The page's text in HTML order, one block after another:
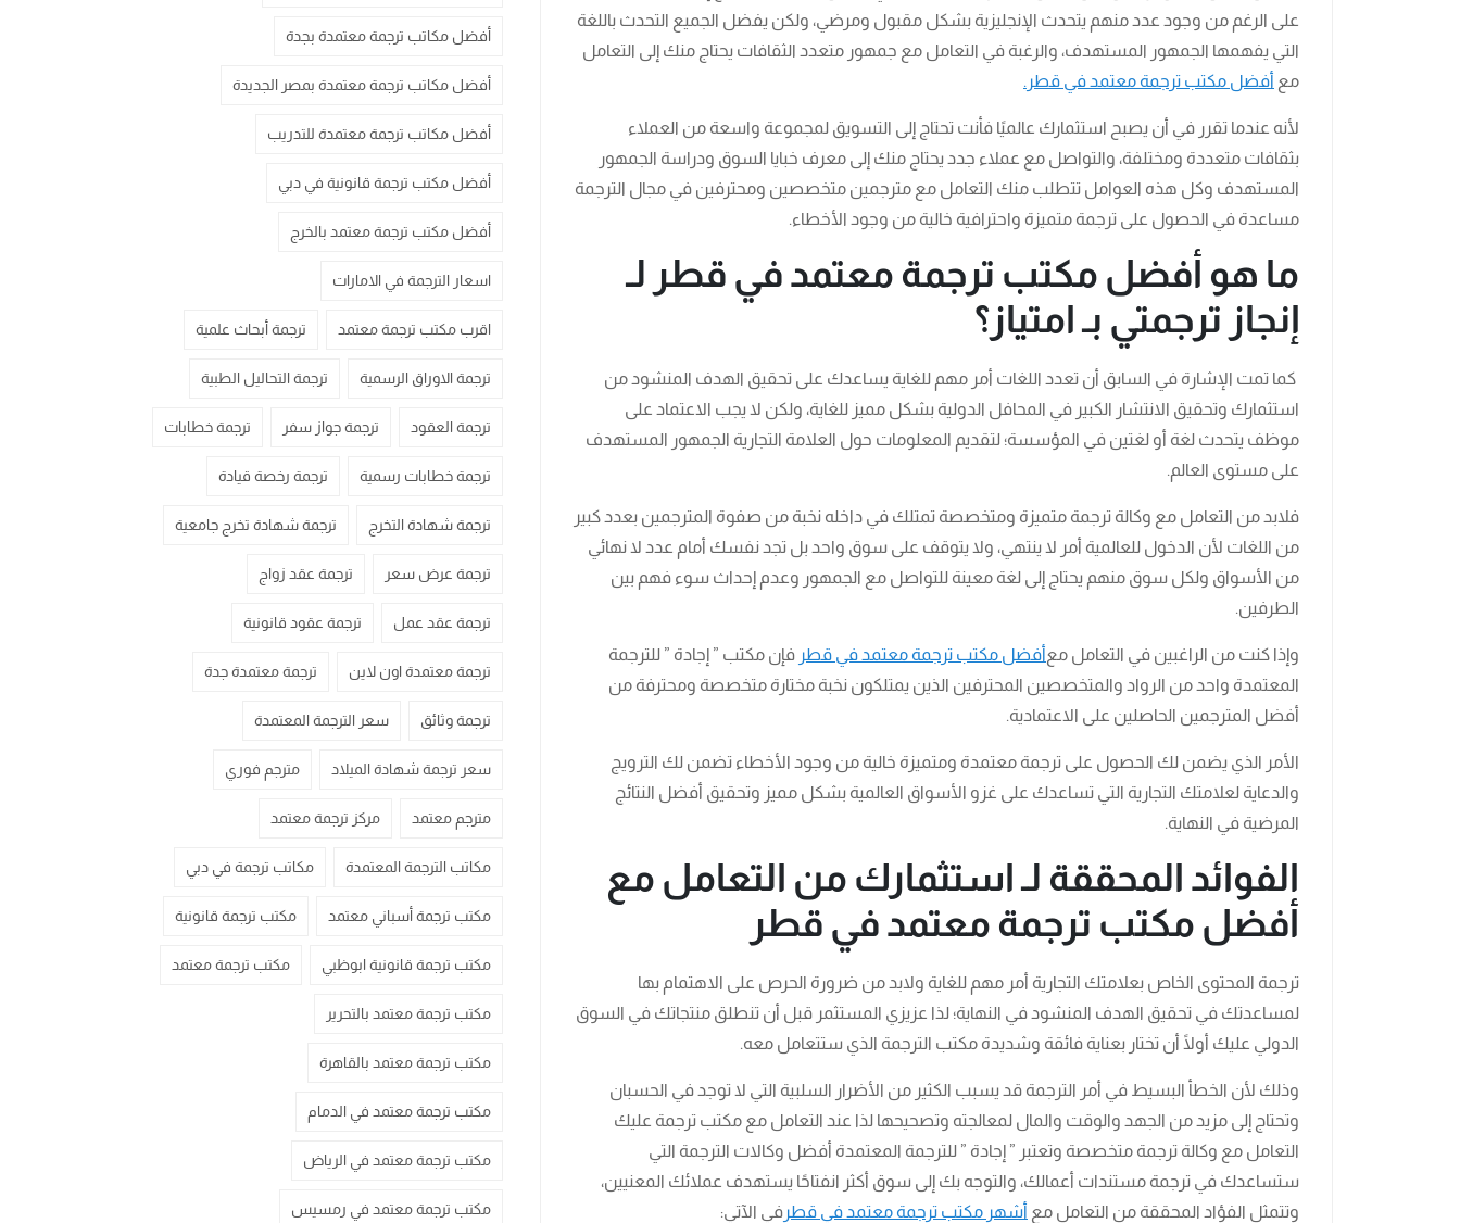
على الرغم من وجود عدد منهم يتحدث الإنجليزية بشكل مقبول ومرضي، ولكن يفضل الجميع التحدث باللغة
التي يفهمها الجمهور المستهدف، والرغبة في التعامل مع جمهور متعدد الثقافات يحتاج منك إلى التعامل
مع أفضل مكتب ترجمة معتمد في قطر.
لأنه عندما تقرر في أن يصبح استثمارك عالميًا فأنت تحتاج إلى التسويق لمجموعة واسعة من العملاء
بثقافات متعددة ومختلفة، والتواصل مع عملاء جدد يحتاج منك إلى معرف خبايا السوق ودراسة الجمهور
المستهدف وكل هذه العوامل تتطلب منك التعامل مع مترجمين متخصصين ومحترفين في مجال الترجمة
مساعدة في الحصول على ترجمة متميزة واحترافية خالية من وجود الأخطاء.
ما هو أفضل مكتب ترجمة معتمد في قطر لـ
إنجاز ترجمتي بـ امتياز؟
كما تمت الإشارة في السابق أن تعدد اللغات أمر مهم للغاية يساعدك على تحقيق الهدف المنشود من
استثمارك وتحقيق الانتشار الكبير في المحافل الدولية بشكل مميز للغاية، ولكن لا يجب الاعتماد على
موظف يتحدث لغة أو لغتين في المؤسسة؛ لتقديم المعلومات حول العلامة التجارية الجمهور المستهدف
على مستوى العالم.
فلابد من التعامل مع وكالة ترجمة متميزة ومتخصصة تمتلك في داخله نخبة من صفوة المترجمين بعدد كبير
من اللغات لأن الدخول للعالمية أمر لا ينتهي، ولا يتوقف على سوق واحد بل تجد نفسك أمام عدد لا نهائي
من الأسواق ولكل سوق منهم يحتاج إلى لغة معينة للتواصل مع الجمهور وعدم إحداث سوء فهم بين
الطرفين.
وإذا كنت من الراغبين في التعامل معأفضل مكتب ترجمة معتمد في قطر فإن مكتب ” إجادة ” للترجمة
المعتمدة واحد من الرواد والمتخصصين المحترفين الذين يمتلكون نخبة مختارة متخصصة ومحترفة من
أفضل المترجمين الحاصلين على الاعتمادية.
الأمر الذي يضمن لك الحصول على ترجمة معتمدة ومتميزة خالية من وجود الأخطاء تضمن لك الترويج
والدعاية لعلامتك التجارية التي تساعدك على غزو الأسواق العالمية بشكل مميز وتحقيق أفضل النتائج
المرضية في النهاية.
الفوائد المحققة لـ استثمارك من التعامل مع
أفضل مكتب ترجمة معتمد في قطر
ترجمة المحتوى الخاص بعلامتك التجارية أمر مهم للغاية ولابد من ضرورة الحرص على الاهتمام بها
لمساعدتك في تحقيق الهدف المنشود في النهاية؛ لذا عزيزي المستثمر قبل أن تنطلق منتجاتك في السوق
الدولي عليك أولًا أن تختار بعناية فائقة وشديدة مكتب الترجمة الذي ستتعامل معه.
وذلك لأن الخطأ البسيط في أمر الترجمة قد يسبب الكثير من الأضرار السلبية التي لا توجد في الحسبان
وتحتاج إلى مزيد من الجهد والوقت والمال لمعالجته وتصحيحها لذا عند التعامل مع مكتب ترجمة عليك
التعامل مع وكالة ترجمة متخصصة وتعتبر ” إجادة ” للترجمة المعتمدة أفضل وكالات الترجمة التي
ستساعدك في ترجمة مستندات أعمالك، والتوجه بك إلى سوق أكثر انفتاحًا يستهدف عملائك المعنيين،
وتتمثل الفؤاد المحققة من التعامل مع أشهر مكتب ترجمة معتمد في قطر في الآتي:
أفضل مكاتب ترجمة معتمدة بجدة
أفضل مكاتب ترجمة معتمدة بمصر الجديدة
أفضل مكاتب ترجمة معتمدة للتدريب
أفضل مكتب ترجمة قانونية في دبي
أفضل مكتب ترجمة معتمد بالخرج
اسعار الترجمة في الامارات
اقرب مكتب ترجمة معتمد ترجمة أبحاث علمية
ترجمة الاوراق الرسمية ترجمة التحاليل الطبية
ترجمة العقود ترجمة جواز سفر ترجمة خطابات
ترجمة خطابات رسمية ترجمة رخصة قيادة
ترجمة شهادة التخرج ترجمة شهادة تخرج جامعية
ترجمة عرض سعر ترجمة عقد زواج
ترجمة عقد عمل ترجمة عقود قانونية
ترجمة معتمدة اون لاين ترجمة معتمدة جدة
ترجمة وثائق سعر الترجمة المعتمدة
سعر ترجمة شهادة الميلاد مترجم فوري
مترجم معتمد مركز ترجمة معتمد
مكاتب الترجمة المعتمدة مكاتب ترجمة في دبي
مكتب ترجمة أسباني معتمد مكتب ترجمة قانونية
مكتب ترجمة قانونية ابوظبي مكتب ترجمة معتمد
مكتب ترجمة معتمد بالتحرير
مكتب ترجمة معتمد بالقاهرة
مكتب ترجمة معتمد في الدمام
مكتب ترجمة معتمد في الرياض
مكتب ترجمة معتمد في رمسيس